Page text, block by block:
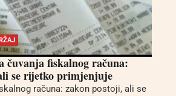
čuvanja fiskalnog računa:
se rijetko primjenjuje
računa: zakon postoji, ali se